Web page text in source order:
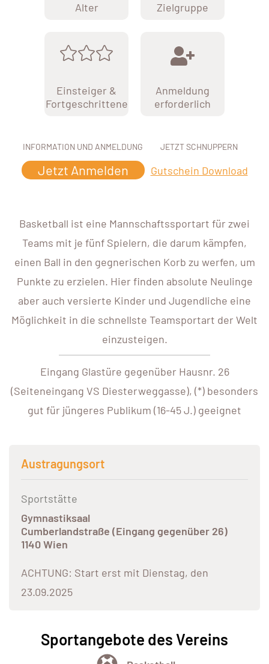
Alter Zielgruppe
Einsteiger &
Fortgeschrittene
Anmeldung
erforderlich
INFORMATION UND ANMELDUNG
Jetzt Anmelden
JETZT SCHNUPPERN
Gutschein Download
Basketball ist eine Mannschaftssportart für zwei
Teams mit je fünf Spielern, die darum kämpfen,
einen Ball in den gegnerischen Korb zu werfen, um
Punkte zu erzielen. Hier finden absolute Neulinge
aber auch versierte Kinder und Jugendliche eine
Möglichkeit in die schnellste Teamsportart der Welt
einzusteigen.
Eingang Glastüre gegenüber Hausnr. 26
(Seiteneingang VS Diesterweggasse), (*) besonders
gut für jüngeres Publikum (16-45 J.) geeignet
Austragungsort
Sportstätte
Gymnastiksaal
Cumberlandstraße (Eingang gegenüber 26)
1140 Wien
ACHTUNG: Start erst mit Dienstag, den
23.09.2025
Sportangebote des Vereins